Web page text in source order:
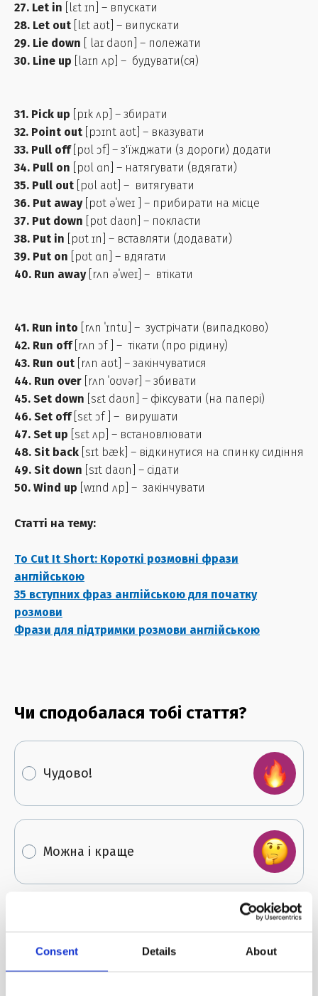
Consent Details About
27. Let in
[lɛt ɪn] – впускати
28. Let out [lɛt aʊt] – випускати
29. Lie down [ laɪ daʊn] – полежати
30. Line up
[laɪn ʌp] – будувати(ся)
31. Pick up
[pɪk ʌp] – збирати
32. Point out [pɔɪnt aʊt] – вказувати
33. Pull off[pʊl ɔf] – з'їжджати (з дороги) додати
34. Pull on [pʊl ɑn] – натягувати (вдягати)
35. Pull out [pʊl aʊt] – витягувати
36. Put away[pʊt əˈweɪ ] – прибирати на місце
37. Put down [pʊt daʊn] – покласти
38. Put in
[pʊt ɪn] – вставляти (додавати)
39. Put on
[pʊt ɑn] – вдягати
40. Run away[rʌn əˈweɪ] – втікати
41. Run into [rʌn ˈɪntu] – зустрічати (випадково)
42. Run off[rʌn ɔf ] – тікати (про рідину)
43. Run out [rʌn aʊt] – закінчуватися
44. Run over [rʌn ˈoʊvər] – збивати
45. Set down [sɛt daʊn] – фіксувати (на папері)
46. Set off [sɛt ɔf ] – вирушати
47. Set up [sɛt ʌp] – встановлювати
48. Sit back [sɪt bæk] – відкинутися на спинку сидіння
49. Sit down [sɪt daʊn] – сідати
50. Wind up [wɪnd ʌp] – закінчувати
Статті на тему:
To Cut It Short: Короткі розмовні фрази
англійською
35 вступних фраз англійською для початку
розмови
Фрази для підтримки розмови англійською
Чи сподобалася тобі стаття?
Чудово!
Можна і краще